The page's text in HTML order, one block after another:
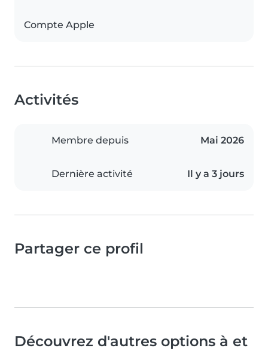
Compte Apple
Activités
Membre depuis Mai 2026
Dernière activité Il y a 3 jours
Partager ce profil
Découvrez d'autres options à et